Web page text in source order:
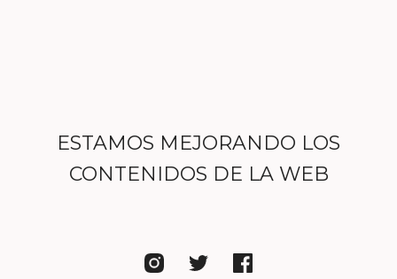
ESTAMOS MEJORANDO LOS
CONTENIDOS DE LA WEB